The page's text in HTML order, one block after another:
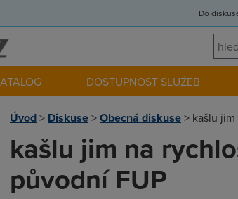
Do
DOSTUPNOST SLUŽEB
Úvod> Diskuse>Obecná diskuse> kašlu
kašlu jim na
původní FUP